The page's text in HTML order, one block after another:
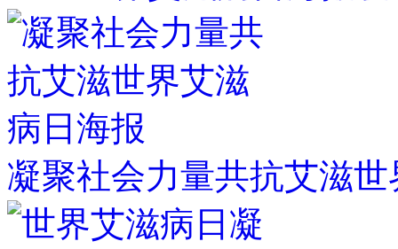
凝聚社会力量共抗艾滋